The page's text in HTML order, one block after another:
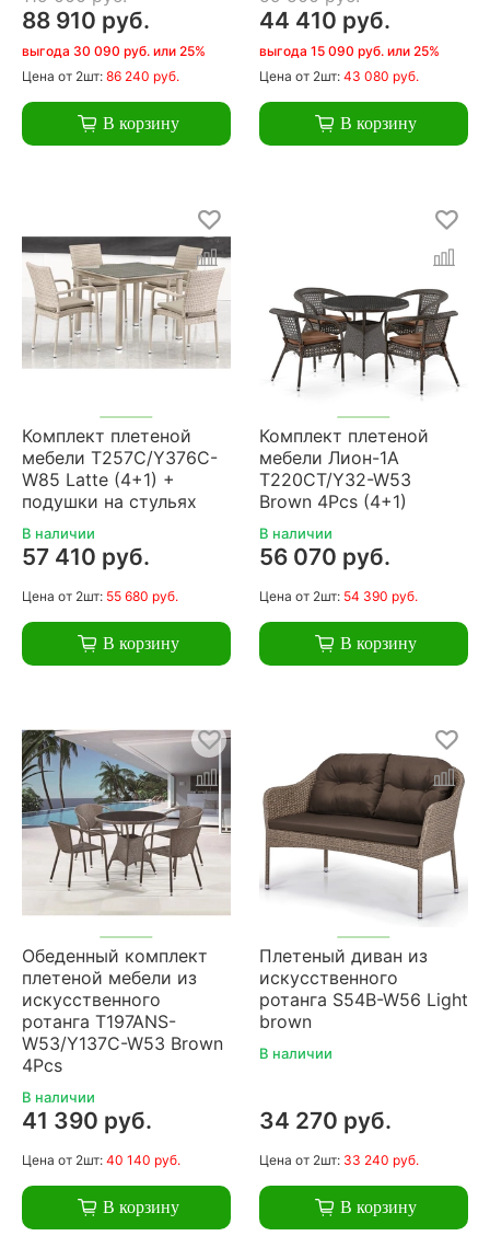
88 910 руб.
выгода 30 090 руб. или 25%
Цена от 2шт: 86 240 руб.
В корзину
44 410 руб.
выгода 15 090 руб. или 25%
Цена от 2шт: 43 080 руб.
В корзину
Комплект плетеной
мебели T257C/Y376C-
W85 Latte (4+1) +
подушки на стульях
В наличии
57 410 руб.
Цена от 2шт: 55 680 руб.
В корзину
Комплект плетеной
мебели Лион-1A
T220CT/Y32-W53
Brown 4Pcs (4+1)
В наличии
56 070 руб.
Цена от 2шт: 54 390 руб.
В корзину
Обеденный комплект
плетеной мебели из
искусственного
ротанга T197ANS-
W53/Y137C-W53 Brown
4Pcs
В наличии
41 390 руб.
Цена от 2шт: 40 140 руб.
В корзину
Плетеный диван из
искусственного
ротанга S54B-W56 Light
brown
В наличии
34 270 руб.
Цена от 2шт: 33 240 руб.
В корзину